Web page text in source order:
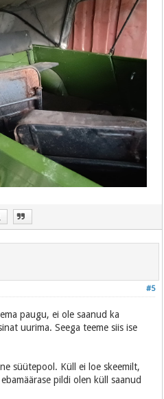
#5
paugu, ei ole saanud ka
uurima. Seega teeme siis ise
süütepool. Küll ei loe skeemilt,
pildi olen küll saanud